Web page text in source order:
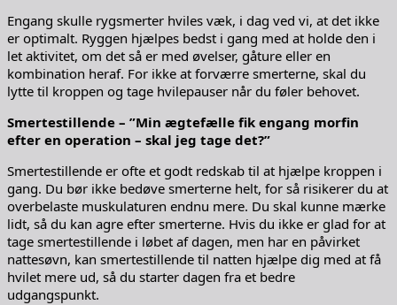
Engang skulle rygsmerter hviles væk, i dag ved vi, at det ikke
er optimalt. Ryggen hjælpes bedst i gang med at holde den i
let aktivitet, om det så er med øvelser, gåture eller en
kombination heraf. For ikke at forværre smerterne, skal du
lytte til kroppen og tage hvilepauser når du føler behovet.
Smertestillende – ”Min ægtefælle fik engang morfin
efter en operation – skal jeg tage det?”
Smertestillende er ofte et godt redskab til at hjælpe kroppen i
gang. Du bør ikke bedøve smerterne helt, for så risikerer du at
overbelaste muskulaturen endnu mere. Du skal kunne mærke
lidt, så du kan agre efter smerterne. Hvis du ikke er glad for at
tage smertestillende i løbet af dagen, men har en påvirket
nattesøvn, kan smertestillende til natten hjælpe dig med at få
hvilet mere ud, så du starter dagen fra et bedre
udgangspunkt.